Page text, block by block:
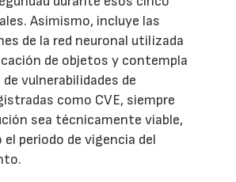
Asimismo, incluye las
de la red neuronal utilizada
de objetos y contempla
vulnerabilidades de
como CVE, siempre
sea técnicamente viable,
periodo de vigencia del